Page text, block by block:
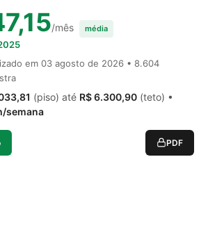
/mês média
em 03 agosto de 2026 • 8.604
(piso) até R$ 6.300,90 (teto) •
semana
PDF